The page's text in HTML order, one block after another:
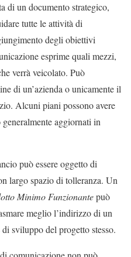
di un documento strategico,
tutte le attività di
degli obiettivi
esprime quali mezzi,
verrà veicolato. Può
di un’azienda o unicamente il
Alcuni piani possono avere
aggiornati in
può essere oggetto di
largo spazio di tolleranza. Un
Minimo Funzionantepuò
meglio l’indirizzo di un
sviluppo del progetto stesso.